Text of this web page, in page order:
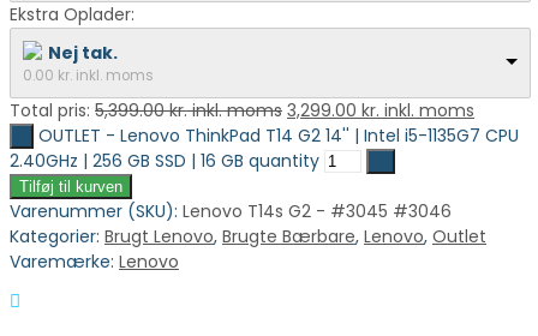
Ekstra Oplader:
Nej tak.
0.00 kr. inkl. moms
Total pris: 5,399.00kr. inkl. moms 3,299.00 kr. inkl. moms
OUTLET - Lenovo ThinkPad T14 G2 14'' | Intel i5-1135G7 CPU
2.40GHz | 256 GB SSD | 16 GB quantity
Tilføj til kurven
Varenummer (SKU): Lenovo T14s G2 - #3045 #3046
Kategorier: Brugt Lenovo, Brugte Bærbare, Lenovo, Outlet
Varemærke: Lenovo